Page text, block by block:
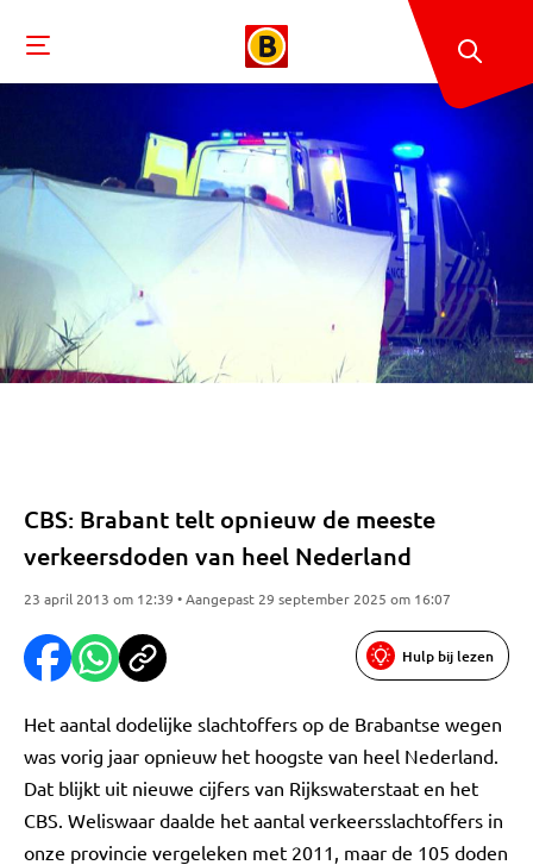
CBS: Brabant telt opnieuw de meeste
verkeersdoden van heel Nederland
23 april 2013 om 12:39 • Aangepast 29 september 2025 om 16:07
Hulp bij lezen
Het aantal dodelijke slachtoffers op de Brabantse wegen
was vorig jaar opnieuw het hoogste van heel Nederland.
Dat blijkt uit nieuwe cijfers van Rijkswaterstaat en het
CBS. Weliswaar daalde het aantal verkeersslachtoffers in
onze provincie vergeleken met 2011, maar de 105 doden